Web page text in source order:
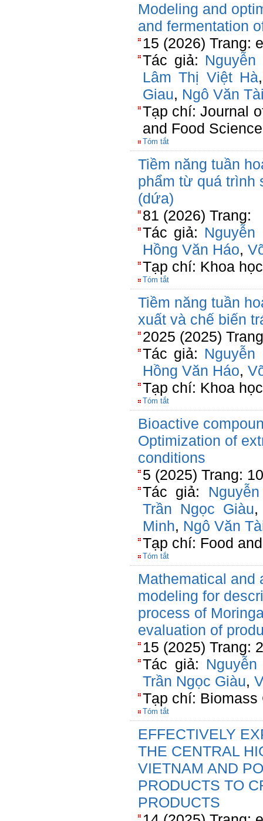
Modeling and
and fermentation
15 (2026) Trang:
Tác giả: Nguyễn
Lâm Thị Việt Hà
Giau, Ngô Văn
Tạp chí: Journal
and Food Science
Tóm tắt
Tiềm năng tuần
phẩm từ quá trình
(dứa)
81 (2026) Trang:
Tác giả: Nguyễn
Hồng Văn Háo,
Tạp chí: Khoa
Tóm tắt
Tiềm năng tuần
xuất và chế biến
2025 (2025)
Tác giả: Nguyễn
Hồng Văn Háo,
Tạp chí: Khoa
Tóm tắt
Bioactive
Optimization of
conditions
5 (2025) Trang:
Tác giả:
Trần Ngọc Giàu
Minh, Ngô Văn
Tạp chí: Food
Tóm tắt
Mathematical and
modeling for
process of
evaluation of
15 (2025) Trang:
Tác giả:
Trần Ngọc Giàu,
Tạp chí: Biomass
Tóm tắt
EFFECTIVELY
THE CENTRAL
VIETNAM AND
PRODUCTS TO
PRODUCTS